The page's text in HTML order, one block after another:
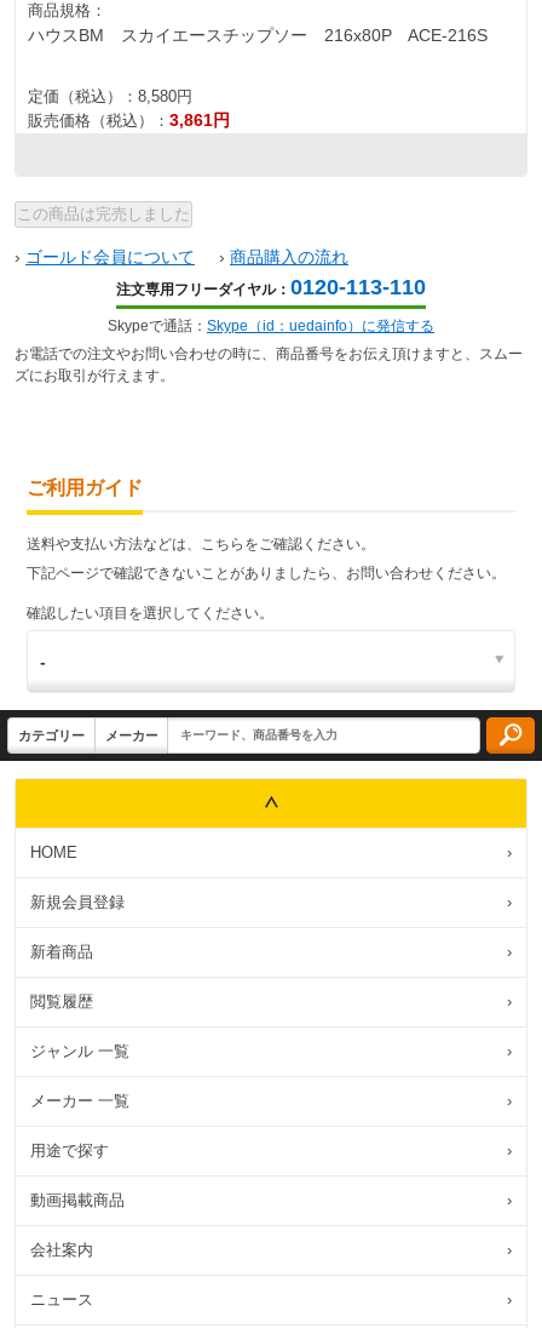
商品規格：
ハウスBM スカイエースチップソー 216x80P ACE-216S
定価（税込）： 8,580円
販売価格（税込）： 3,861円
› ゴールド会員について › 商品購入の流れ
注文専用フリーダイヤル： 0120-113-110
Skypeで通話： Skype（id：uedainfo）に発信する
お電話での注文やお問い合わせの時に、商品番号をお伝え頂けますと、スムー
ズにお取引が行えます。
ご利用ガイド
送料や支払い方法などは、こちらをご確認ください。
下記ページで確認できないことがありましたら、お問い合わせください。
確認したい項目を選択してください。
HOME ›
新規会員登録 ›
新着商品 ›
閲覧履歴 ›
ジャンル 一覧 ›
メーカー 一覧 ›
用途で探す ›
動画掲載商品 ›
会社案内 ›
ニュース ›